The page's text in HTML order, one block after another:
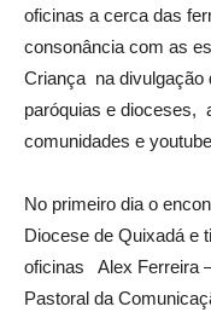
oficinas a cerca das
consonância com as
Criança na divulgação
paróquias e dioceses,
comunidades e
No primeiro dia o
Diocese de Quixadá e
oficinas Alex Ferreira
Pastoral da